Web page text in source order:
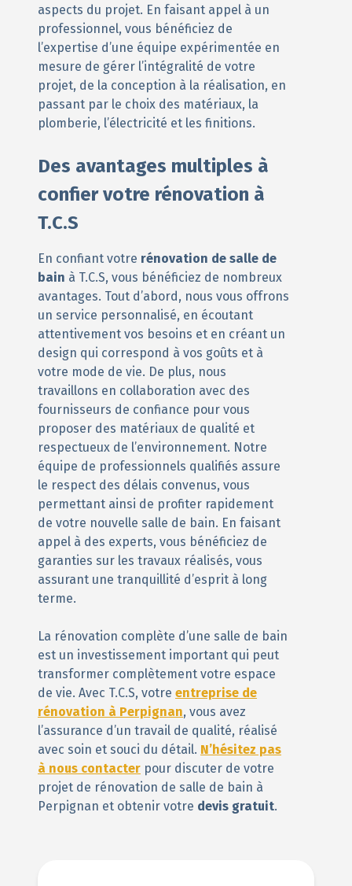
aspects du projet. En faisant appel à un
professionnel, vous bénéficiez de
l’expertise d’une équipe expérimentée en
mesure de gérer l’intégralité de votre
projet, de la conception à la réalisation, en
passant par le choix des matériaux, la
plomberie, l’électricité et les finitions.
Des avantages multiples à
confier votre rénovation à
T.C.S
En confiant votre rénovation de salle de
bain à T.C.S, vous bénéficiez de nombreux
avantages. Tout d’abord, nous vous offrons
un service personnalisé, en écoutant
attentivement vos besoins et en créant un
design qui correspond à vos goûts et à
votre mode de vie. De plus, nous
travaillons en collaboration avec des
fournisseurs de confiance pour vous
proposer des matériaux de qualité et
respectueux de l’environnement. Notre
équipe de professionnels qualifiés assure
le respect des délais convenus, vous
permettant ainsi de profiter rapidement
de votre nouvelle salle de bain. En faisant
appel à des experts, vous bénéficiez de
garanties sur les travaux réalisés, vous
assurant une tranquillité d’esprit à long
terme.
La rénovation complète d’une salle de bain
est un investissement important qui peut
transformer complètement votre espace
de vie. Avec T.C.S, votre entreprise de
rénovation à Perpignan, vous avez
l’assurance d’un travail de qualité, réalisé
avec soin et souci du détail. N’hésitez pas
à nous contacter pour discuter de votre
projet de rénovation de salle de bain à
Perpignan et obtenir votre devis gratuit.